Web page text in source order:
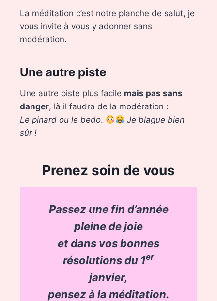
La méditation c’est notre planche de salut, je
vous invite à vous y adonner sans
modération.
Une autre piste
Une autre piste plus facile mais pas sans
danger, là il faudra de la modération :
Le pinard ou le bedo.
Je blague bien
sûr !
Prenez soin de vous
Passez une fin d’année
pleine de joie
et dans vos bonnes
résolutions du 1er
janvier,
pensez à la méditation.